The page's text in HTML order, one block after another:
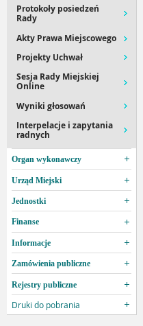
Protokoły posiedzeń
Rady
Akty Prawa Miejscowego
Projekty Uchwał
Sesja Rady Miejskiej
Online
Wyniki głosowań
Interpelacje i zapytania
radnych
Organ wykonawczy
Urząd Miejski
Jednostki
Finanse
Informacje
Zamówienia publiczne
Rejestry publiczne
Druki do pobrania